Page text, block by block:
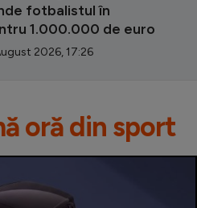
fotbalistul în
1.000.000 de euro
2026, 17:26
oră din sport